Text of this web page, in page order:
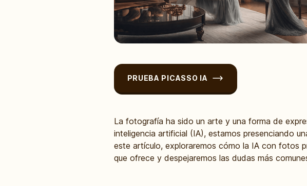
PRUEBA PICASSO IA
La fotografía ha sido un arte y una forma de
inteligencia artificial (IA), estamos presenciando
este artículo, exploraremos cómo la IA con fotos
que ofrece y despejaremos las dudas más